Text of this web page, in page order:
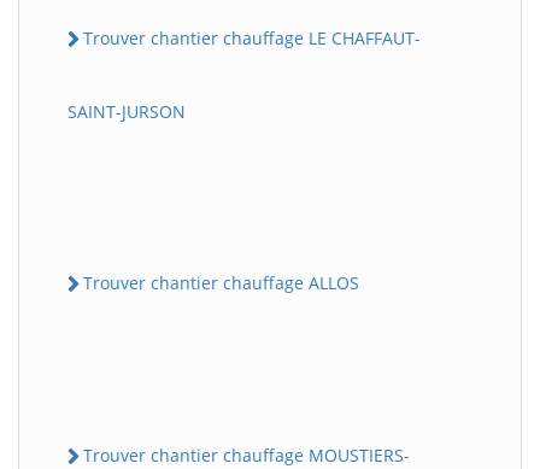
Trouver chantier chauffage LE CHAFFAUT-
SAINT-JURSON
Trouver chantier chauffage ALLOS
Trouver chantier chauffage MOUSTIERS-